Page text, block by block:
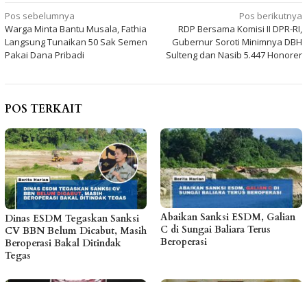
Navigasi
pos
Pos sebelumnya
Warga Minta Bantu Musala, Fathia
Langsung Tunaikan 50 Sak Semen
Pakai Dana Pribadi
Pos berikutnya
RDP Bersama Komisi II DPR-RI,
Gubernur Soroti Minimnya DBH
Sulteng dan Nasib 5.447 Honorer
POS TERKAIT
Dinas ESDM Tegaskan Sanksi
CV BBN Belum Dicabut, Masih
Beroperasi Bakal Ditindak
Tegas
Abaikan Sanksi ESDM, Galian
C di Sungai Baliara Terus
Beroperasi